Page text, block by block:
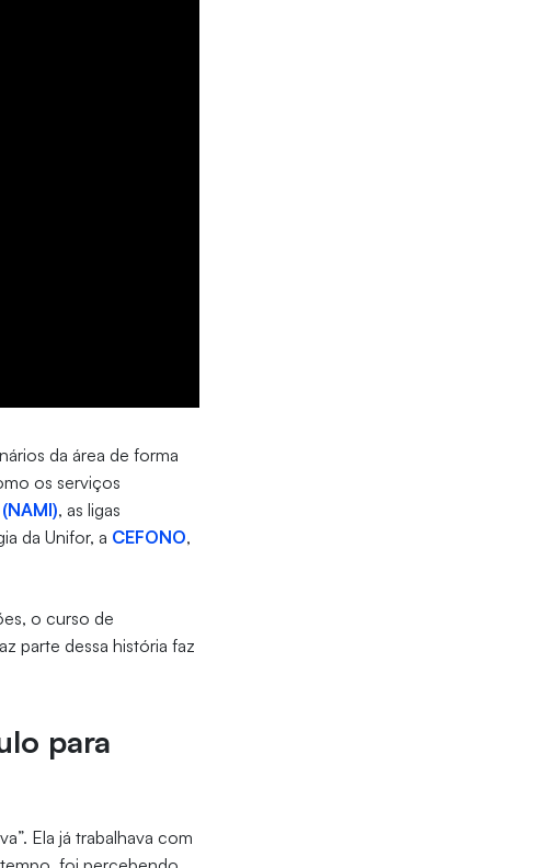
da área de forma
os serviços
, as ligas
da Unifor, a CEFONO,
o curso de
parte dessa história faz
para
Ela já trabalhava com